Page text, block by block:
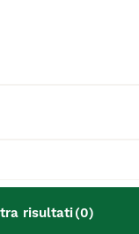
risultati(0)